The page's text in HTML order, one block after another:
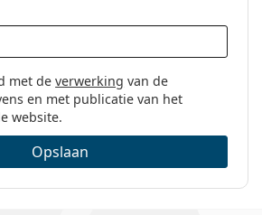
met deverwerking van de
en met publicatie van het
website.
Opslaan